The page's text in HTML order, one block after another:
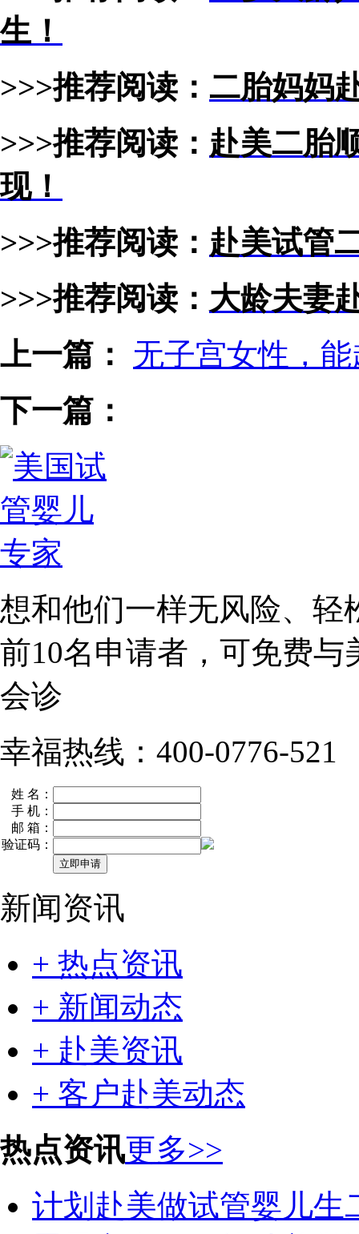
生！
>>>推荐阅读： 二胎妈妈
>>>推荐阅读： 赴美二胎
现！
>>>推荐阅读： 赴美试管
>>>推荐阅读： 大龄夫妻
上一篇：
无子宫女性，
下一篇：
想和他们一样无风险、轻
前10名申请者，可免费与
会诊
幸福热线：400-0776-521
姓 名：
手 机：
邮 箱：
验证码：
新闻资讯
+ 热点资讯
+ 新闻动态
+ 赴美资讯
+ 客户赴美动态
热点资讯更多>>
计划赴美做试管婴儿生